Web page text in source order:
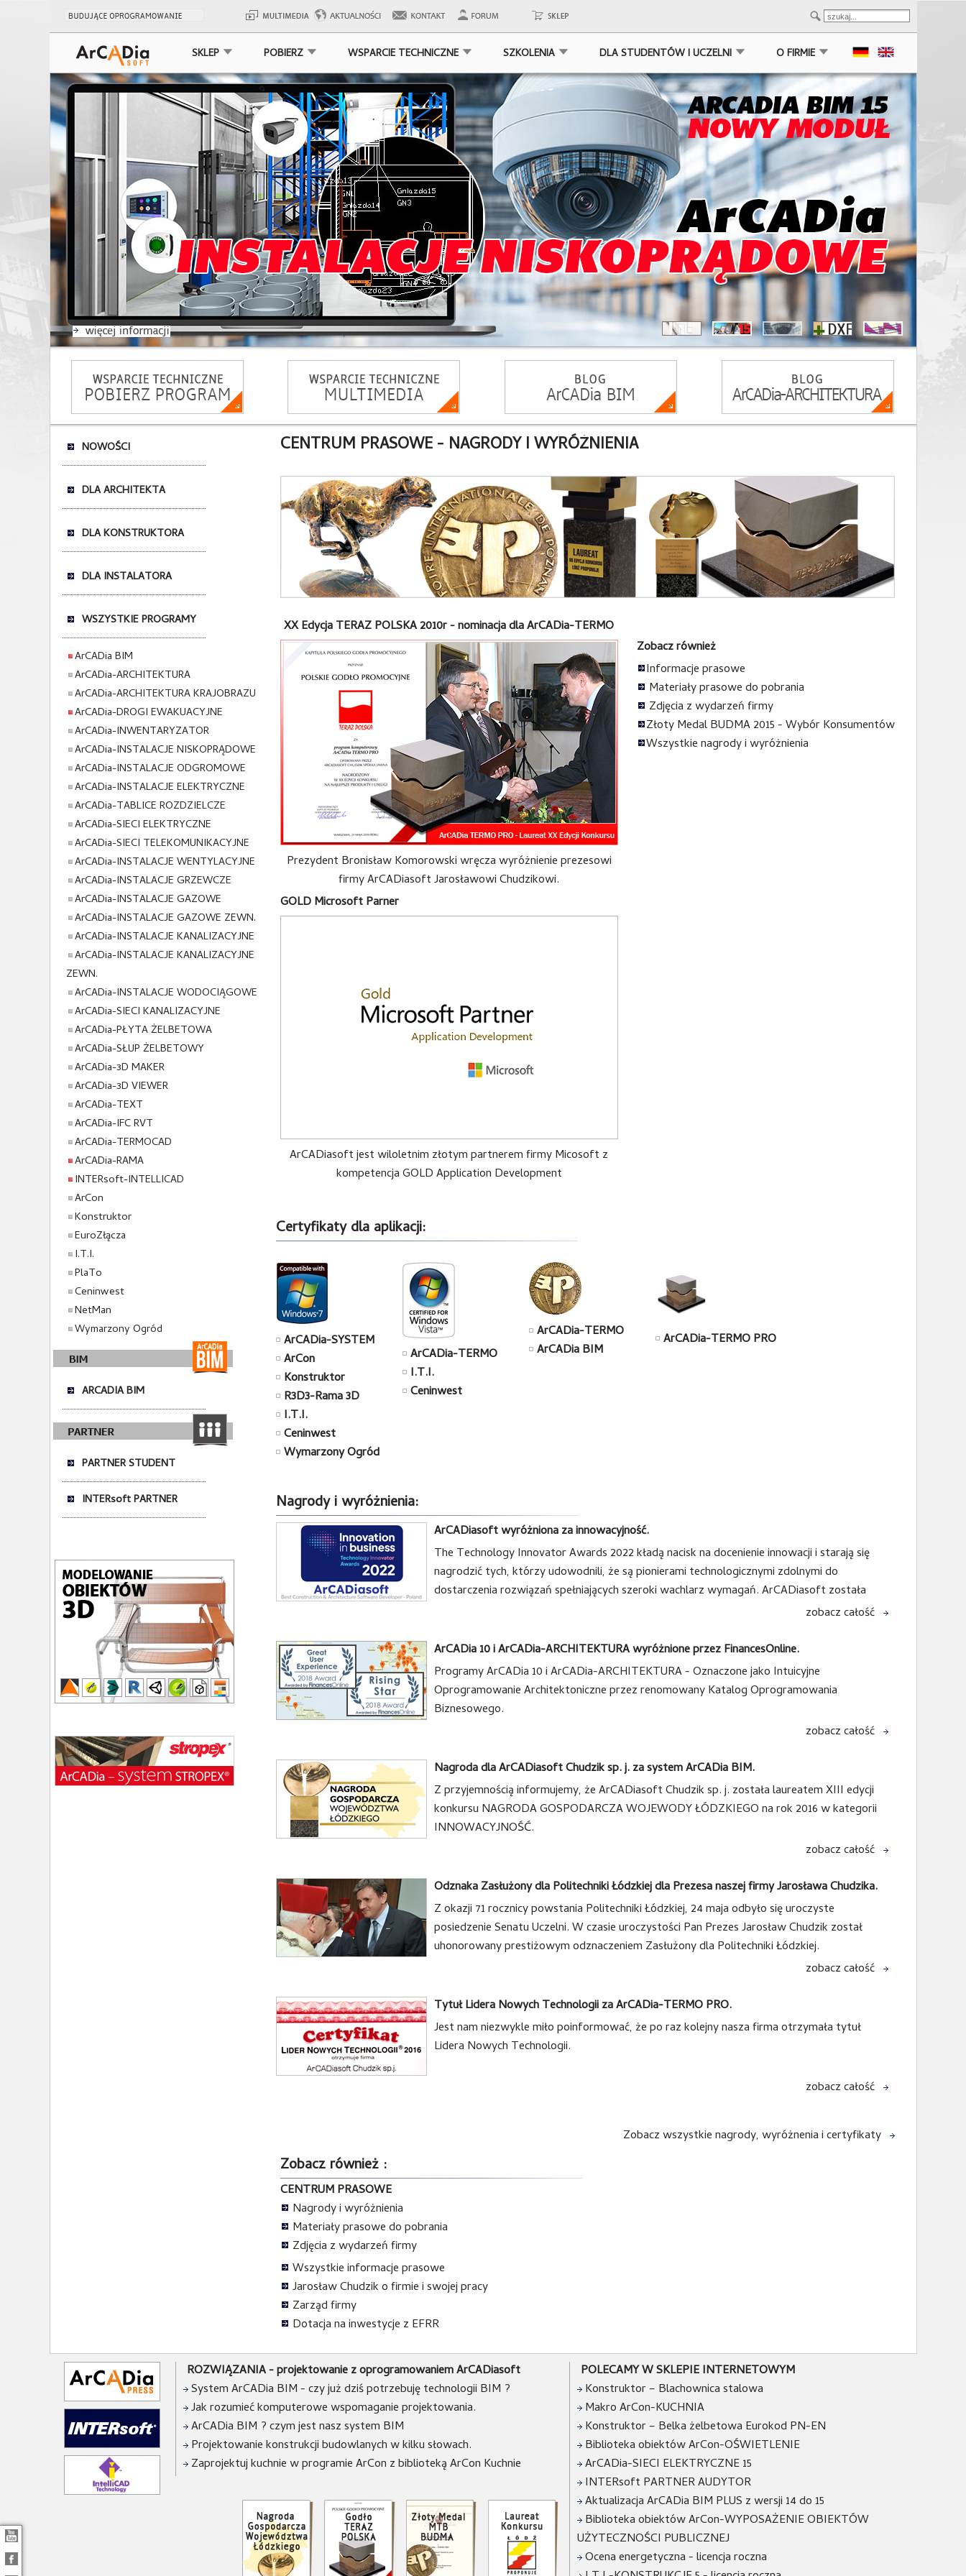
SKLEP POBIERZ WSPARCIE TECHNICZNE SZKOLENIA DLA STUDENTÓW I UCZELNI O FIRMIE
NOWOŚCI
DLA ARCHITEKTA
DLA KONSTRUKTORA
DLA INSTALATORA
WSZYSTKIE PROGRAMY
ArCADia BIM
ArCADia-ARCHITEKTURA
ArCADia-ARCHITEKTURA KRAJOBRAZU
ArCADia-DROGI EWAKUACYJNE
ArCADia-INWENTARYZATOR
ArCADia-INSTALACJE NISKOPRĄDOWE
ArCADia-INSTALACJE ODGROMOWE
ArCADia-INSTALACJE ELEKTRYCZNE
ArCADia-TABLICE ROZDZIELCZE
ArCADia-SIECI ELEKTRYCZNE
ArCADia-SIECI TELEKOMUNIKACYJNE
ArCADia-INSTALACJE WENTYLACYJNE
ArCADia-INSTALACJE GRZEWCZE
ArCADia-INSTALACJE GAZOWE
ArCADia-INSTALACJE GAZOWE ZEWN.
ArCADia-INSTALACJE KANALIZACYJNE
ArCADia-INSTALACJE KANALIZACYJNE
ZEWN.
ArCADia-INSTALACJE WODOCIĄGOWE
ArCADia-SIECI KANALIZACYJNE
ArCADia-PŁYTA ŻELBETOWA
ArCADia-SŁUP ŻELBETOWY
ArCADia-3D MAKER
ArCADia-3D VIEWER
ArCADia-TEXT
ArCADia-IFC RVT
ArCADia-TERMOCAD
ArCADia-RAMA
INTERsoft-INTELLICAD
ArCon
Konstruktor
EuroZłącza
I.T.I.
PlaTo
Ceninwest
NetMan
Wymarzony Ogród
ARCADIA BIM
PARTNER STUDENT
INTERsoft PARTNER
CENTRUM PRASOWE - NAGRODY I WYRÓŻNIENIA
XX Edycja TERAZ POLSKA 2010r - nominacja dla ArCADia-TERMO
Prezydent Bronisław Komorowski wręcza wyróżnienie prezesowi
firmy ArCADiasoft Jarosławowi Chudzikowi.
GOLD Microsoft Parner
ArCADiasoft jest wiloletnim złotym partnerem firmy Micosoft z
kompetencja GOLD Application Development
Zobacz również
Informacje prasowe
Materiały prasowe do pobrania
Zdjęcia z wydarzeń firmy
Złoty Medal BUDMA 2015 - Wybór Konsumentów
Wszystkie nagrody i wyróżnienia
Certyfikaty dla aplikacji:
ArCADia-SYSTEM
ArCon
Konstruktor
R3D3-Rama 3D
I.T.I.
Ceninwest
Wymarzony Ogród
ArCADia-TERMO
I.T.I.
Ceninwest
ArCADia-TERMO
ArCADia BIM
ArCADia-TERMO PRO
Nagrody i wyróżnienia:
ArCADiasoft wyróżniona za innowacyjność.
The Technology Innovator Awards 2022 kładą nacisk na docenienie innowacji i starają się
nagrodzić tych, którzy udowodnili, że są pionierami technologicznymi zdolnymi do
dostarczenia rozwiązań spełniających szeroki wachlarz wymagań. ArCADiasoft została
wyróżniona przez ten portal w kategorii najlepszego twórcy oprogramowania dlazobacz całość
ArCADia 10 i ArCADia-ARCHITEKTURA wyróżnione przez FinancesOnline.
Programy ArCADia 10 i ArCADia-ARCHITEKTURA - Oznaczone jako Intuicyjne
Oprogramowanie Architektoniczne przez renomowany Katalog Oprogramowania
Biznesowego.
zobacz całość
Nagroda dla ArCADiasoft Chudzik sp. j. za system ArCADia BIM.
Z przyjemnością informujemy, że ArCADiasoft Chudzik sp. j. została laureatem XIII edycji
konkursu NAGRODA GOSPODARCZA WOJEWODY ŁÓDZKIEGO na rok 2016 w kategorii
INNOWACYJNOŚĆ.
zobacz całość
Odznaka Zasłużony dla Politechniki Łódzkiej dla Prezesa naszej firmy Jarosława Chudzika.
Z okazji 71 rocznicy powstania Politechniki Łódzkiej, 24 maja odbyło się uroczyste
posiedzenie Senatu Uczelni. W czasie uroczystości Pan Prezes Jarosław Chudzik został
uhonorowany prestiżowym odznaczeniem Zasłużony dla Politechniki Łódzkiej.
zobacz całość
Tytuł Lidera Nowych Technologii za ArCADia-TERMO PRO.
Jest nam niezwykle miło poinformować, że po raz kolejny nasza firma otrzymała tytuł
Lidera Nowych Technologii.
zobacz całość
Zobacz wszystkie nagrody, wyróżnenia i certyfikaty
Zobacz również :
CENTRUM PRASOWE
Nagrody i wyróżnienia
Materiały prasowe do pobrania
Zdjęcia z wydarzeń firmy
Wszystkie informacje prasowe
Jarosław Chudzik o firmie i swojej pracy
Zarząd firmy
Dotacja na inwestycje z EFRR
ROZWIĄZANIA - projektowanie z oprogramowaniem ArCADiasoft
System ArCADia BIM - czy już dziś potrzebuję technologii BIM ?
Jak rozumieć komputerowe wspomaganie projektowania.
ArCADia BIM ? czym jest nasz system BIM
Projektowanie konstrukcji budowlanych w kilku słowach.
Zaprojektuj kuchnie w programie ArCon z biblioteką ArCon Kuchnie
POLECAMY W SKLEPIE INTERNETOWYM
Konstruktor – Blachownica stalowa
Makro ArCon-KUCHNIA
Konstruktor – Belka żelbetowa Eurokod PN-EN
Biblioteka obiektów ArCon-OŚWIETLENIE
ArCADia-SIECI ELEKTRYCZNE 15
INTERsoft PARTNER AUDYTOR
Aktualizacja ArCADia BIM PLUS z wersji 14 do 15
Biblioteka obiektów ArCon-WYPOSAŻENIE OBIEKTÓW
UŻYTECZNOŚCI PUBLICZNEJ
Ocena energetyczna - licencja roczna